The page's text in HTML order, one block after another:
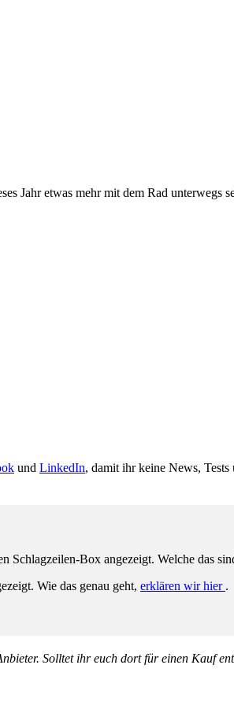
Jahr etwas mehr mit dem Rad unterwegs
und LinkedIn, damit ihr keine News,
Schlagzeilen-Box angezeigt. Welche das
Wie das genau geht, erklären wir hier .
Solltet ihr euch dort für einen Kauf